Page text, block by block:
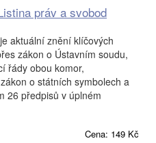
práv a svobod
aktuální znění klíčových
zákon o Ústavním soudu,
řády obou komor,
o státních symbolech a
26 předpisů v úplném
Cena: 149 Kč